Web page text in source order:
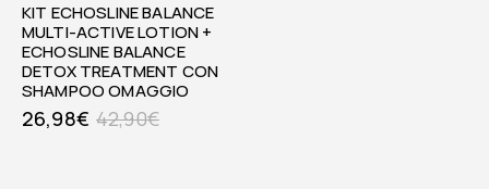
KIT ECHOSLINE BALANCE
MULTI-ACTIVE LOTION +
ECHOSLINE BALANCE
DETOX TREATMENT CON
SHAMPOO OMAGGIO
42,90€
26,98€